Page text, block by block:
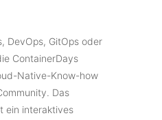
DevOps, GitOps oder
ContainerDays
Native-Know-how
Das
ein interaktives